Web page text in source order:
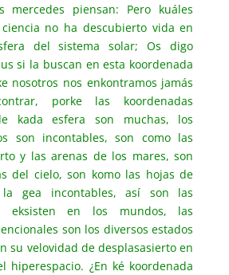
piensan: Pero kuáles
no ha descubierto vida en
del sistema solar; Os digo
si la buscan en esta koordenada
nosotros nos enkontramos jamás
porke las koordenadas
kada esfera son muchas, los
son incontables, son como las
y las arenas de los mares, son
del cielo, son komo las hojas de
gea incontables, así son las
eksisten en los mundos, las
son los diversos estados
su velovidad de desplasasierto en
hiperespacio. ¿En ké koordenada